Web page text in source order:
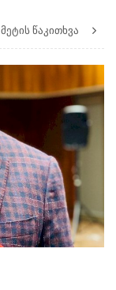
მეტის წაკითხვა